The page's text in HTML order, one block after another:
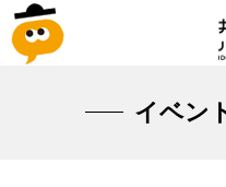
イベン